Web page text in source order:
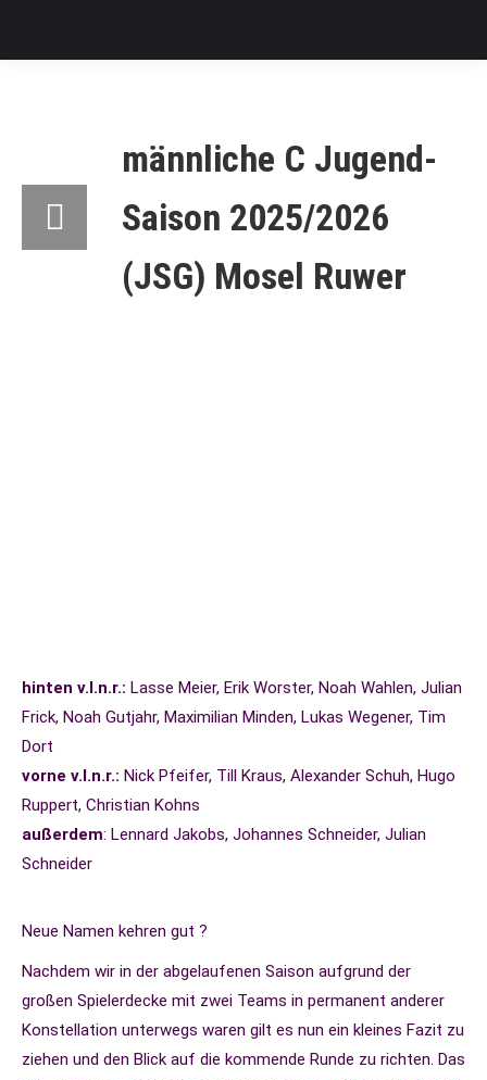
männliche C Jugend-
Saison 2025/2026
(JSG) Mosel Ruwer
hinten v.l.n.r.: Lasse Meier, Erik Worster, Noah Wahlen, Julian
Frick, Noah Gutjahr, Maximilian Minden, Lukas Wegener, Tim
Dort
vorne v.l.n.r.: Nick Pfeifer, Till Kraus, Alexander Schuh, Hugo
Ruppert, Christian Kohns
außerdem: Lennard Jakobs, Johannes Schneider, Julian
Schneider
Neue Namen kehren gut ?
Nachdem wir in der abgelaufenen Saison aufgrund der
großen Spielerdecke mit zwei Teams in permanent anderer
Konstellation unterwegs waren gilt es nun ein kleines Fazit zu
ziehen und den Blick auf die kommende Runde zu richten. Das